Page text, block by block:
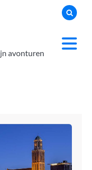
avonturen